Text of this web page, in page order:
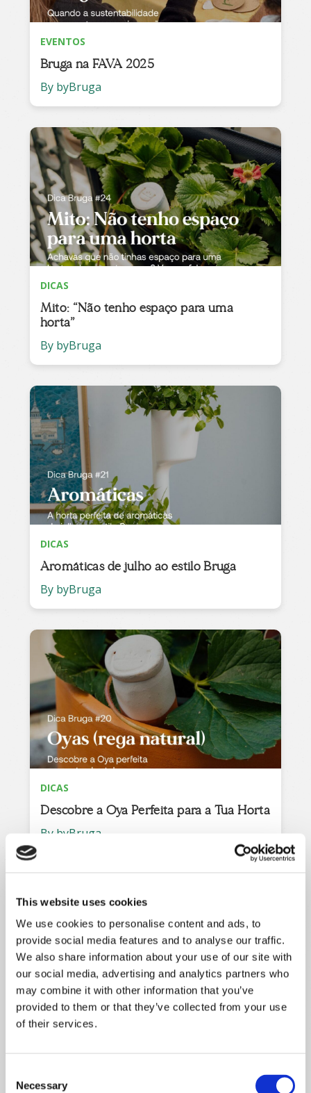
This website uses cookies
We use cookies to personalise content and ads, to
provide social media features and to analyse our traffic.
We also share information about your use of our site with
our social media, advertising and analytics partners who
may combine it with other information that you’ve
provided to them or that they’ve collected from your use
of their services.
Selection
Necessary
EVENTOS
Bruga na FAVA 2025
By byBruga
DICAS
Mito: “Não tenho espaço para uma
horta”
By byBruga
DICAS
Aromáticas de julho ao estilo Bruga
By byBruga
DICAS
Descobre a Oya Perfeita para a Tua Horta
By byBruga
DICAS